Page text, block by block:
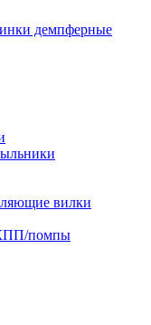
демпферные
вилки
помпы